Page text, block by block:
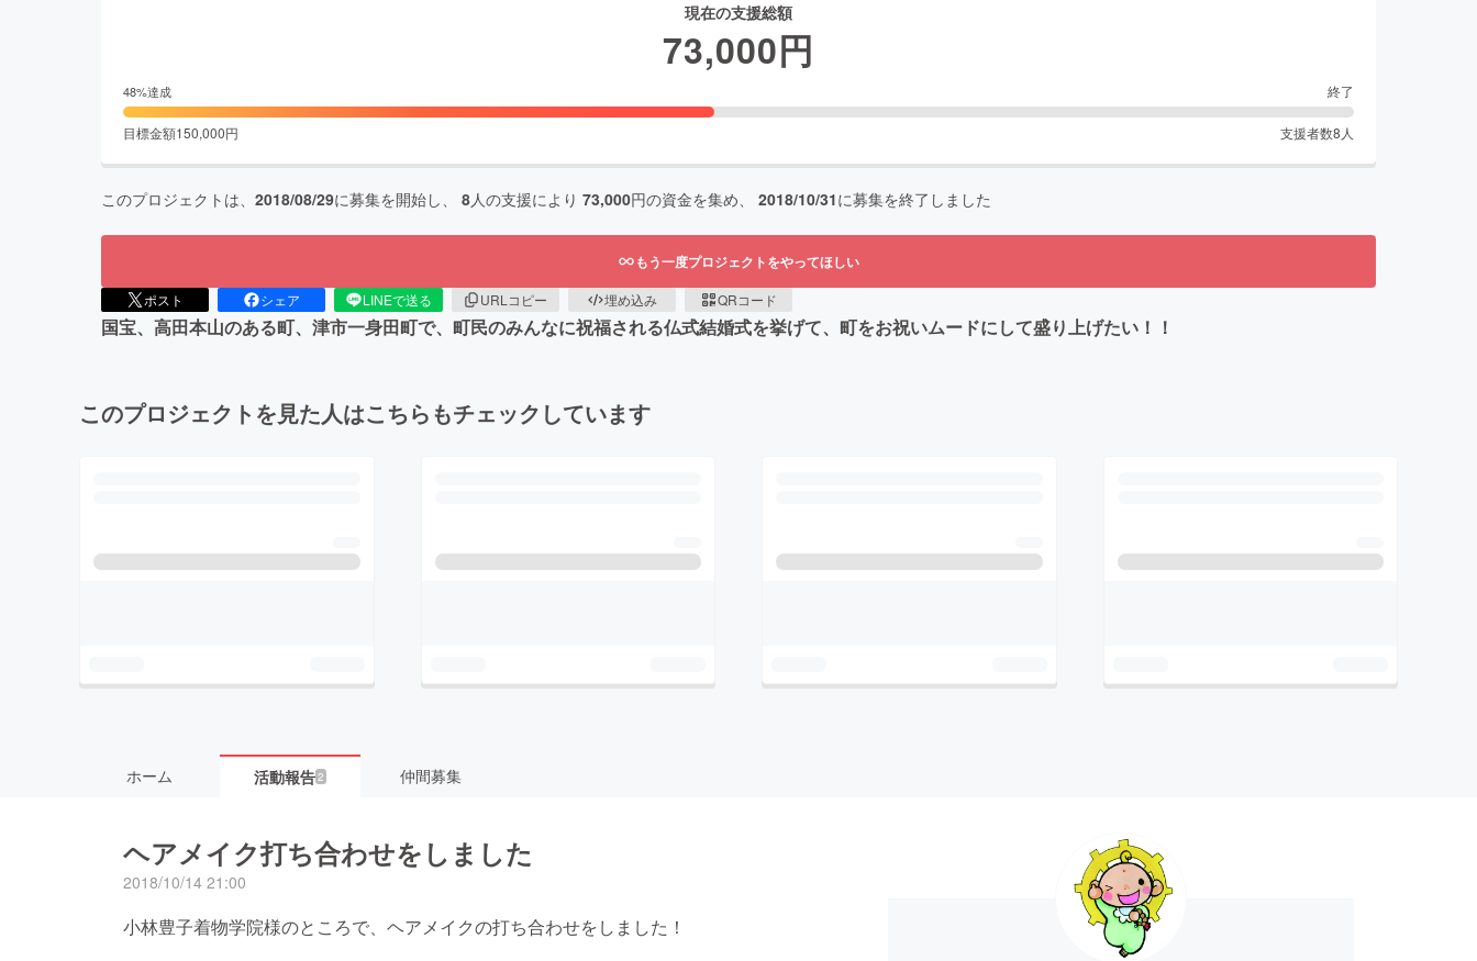
現在の支援総額
73,000円
48%達成 終了
目標金額150,000円 支援者数8 人
このプロジェクトは、 2018/08/29に募集を開始し、 8人の支援により 73,000円の資金を集め、 2018/10/31に募集を終了しました
もう一度プロジェクトをやってほしい
ポスト シェア LINEで送る URLコピー 埋め込み QRコード
国宝、高田本山のある町、津市一身田町で、町民のみんなに祝福される仏式結婚式を挙げて、町をお祝いムードにして盛り上げたい！！
このプロジェクトを見た人はこちらもチェックしています
ホーム 活動報告2 仲間募集
ヘアメイク打ち合わせをしました
2018/10/14 21:00
小林豊子着物学院様のところで、ヘアメイクの打ち合わせをしました！